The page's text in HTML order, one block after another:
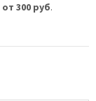
от 300 руб.